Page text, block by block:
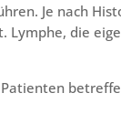
Je nach
Lymphe, die